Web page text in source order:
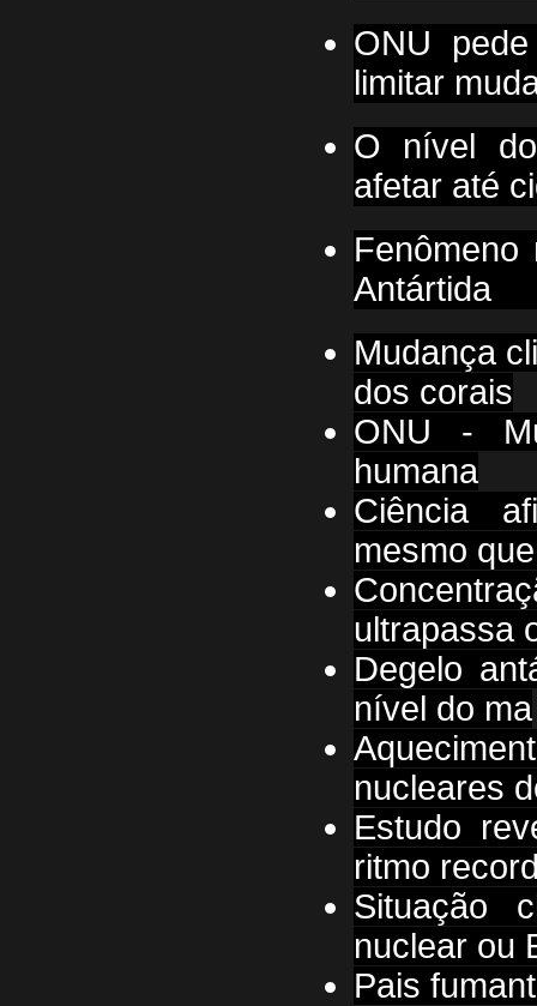
ONU
limitar
O nível
afetar até
Antártida
Mudança
dos corais
ONU -
humana
Ciência
mesmo
ultrapassa
Degelo
nível do ma
nucleares
Estudo
ritmo
Situação
nuclear ou
Pais